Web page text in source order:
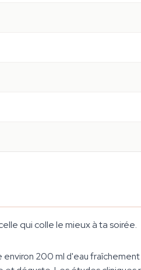
qui colle le mieux à ta soirée.
200 ml d'eau